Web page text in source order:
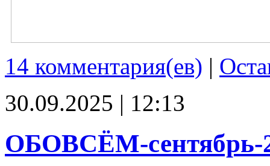
14 комментария(ев) |
30.09.2025 | 12:13
ОБОВСЁМ-сентябрь-